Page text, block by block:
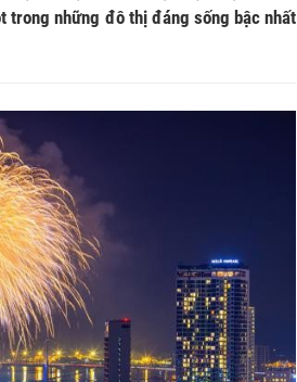
trong những đô thị đáng sống bậc nhất